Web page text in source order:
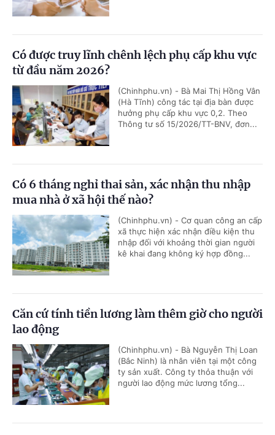
Có được truy lĩnh chênh lệch phụ cấp khu vực
từ đầu năm 2026?
(Chinhphu.vn) - Bà Mai Thị Hồng Vân
(Hà Tĩnh) công tác tại địa bàn được
hưởng phụ cấp khu vực 0,2. Theo
Thông tư số 15/2026/TT-BNV, đơn...
Có 6 tháng nghỉ thai sản, xác nhận thu nhập
mua nhà ở xã hội thế nào?
(Chinhphu.vn) - Cơ quan công an cấp
xã thực hiện xác nhận điều kiện thu
nhập đối với khoảng thời gian người
kê khai đang không ký hợp đồng...
Căn cứ tính tiền lương làm thêm giờ cho người
lao động
(Chinhphu.vn) - Bà Nguyễn Thị Loan
(Bắc Ninh) là nhân viên tại một công
ty sản xuất. Công ty thỏa thuận với
người lao động mức lương tổng...